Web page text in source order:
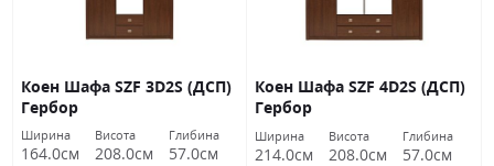
Коен Шафа SZF 3D2S (ДСП)
Гербор
Ширина
164.0см
Висота
208.0см
Глибина
57.0см
Коен Шафа SZF 4D2S (ДСП)
Гербор
Ширина
214.0см
Висота
208.0см
Глибина
57.0см